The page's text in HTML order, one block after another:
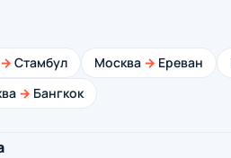
→ Стамбул Москва → Ереван
→ Бангкок